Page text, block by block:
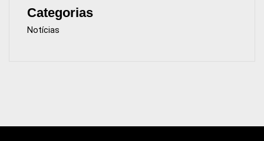
Categorias
Notícias